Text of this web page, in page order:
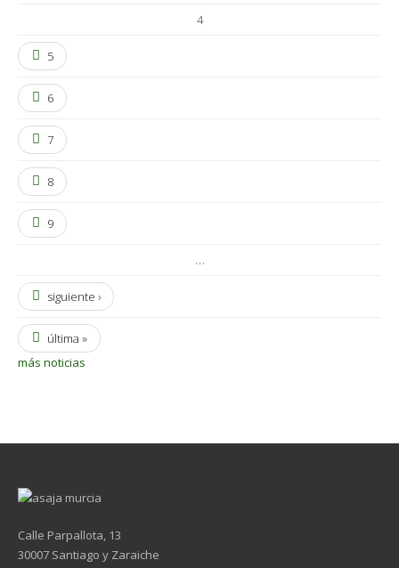
4
5
6
7
8
9
…
siguiente ›
última »
más noticias
Calle Parpallota, 13
30007 Santiago y Zaraiche